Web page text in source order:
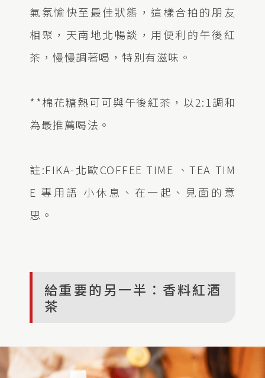
氣氛愉快至最佳狀態，這樣合拍的朋友
相聚，天南地北暢談，用便利的午後紅
茶，慢慢調著喝，特別有滋味。
**棉花糖熱可可與午後紅茶，以2:1調和
為最推薦喝法。
註:FIKA-北歐COFFEE TIME 、TEA TIM
E 專用語 小休息、在一起、見面的意
思。
給重要的另一半：香料紅酒
茶